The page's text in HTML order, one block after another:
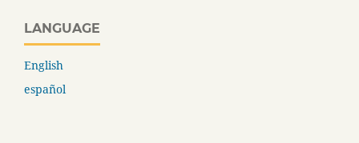
LANGUAGE
English
español